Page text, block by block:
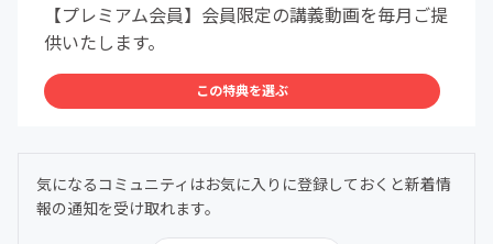
【プレミアム会員】会員限定の講義動画を毎月ご提
供いたします。
この特典を選ぶ
気になるコミュニティはお気に入りに登録しておくと新着情
報の通知を受け取れます。